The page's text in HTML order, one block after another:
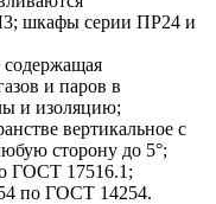
шкафы серии ПР24 и
и паров в
и изоляцию;
вертикальное с
сторону до 5°;
ГОСТ 17516.1;
по ГОСТ 14254.